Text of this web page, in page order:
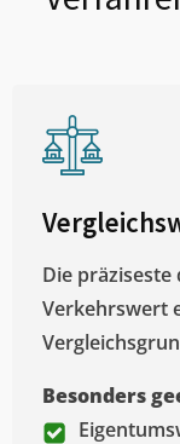
Die
Verkehrswert
Besonders